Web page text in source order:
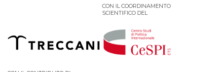
CON IL COORDINAMENTO
SCIENTIFICO DEL